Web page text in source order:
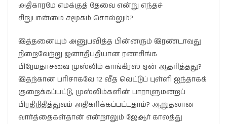
அதிகாரமே எமக்குத் தேவை என்று எந்தச்
சிறுபான்மை சமூகம் சொல்லும்?
இத்தனையும் அனுபவித்த பின்னரும் இரண்டாவது
நிறைவேற்று ஜனாதிபதியான ரணசிங்க
பிரேமதாசவை முஸ்லிம் காங்கிரஸ் ஏன் ஆதரித்தது?
இதற்கான பரிசாகவே 12 வீத வெட்டுப் புள்ளி ஐந்தாகக்
குறைக்கப்பட்டு, முஸ்லிம்களின் பாராளுமன்றப்
பிரதிநிதித்துவம் அதிகரிக்கப்பட்டதாம்? ஆறுதலான
வார்த்தைகள்தான் என்றாலும் ஜேஆர் காலத்து